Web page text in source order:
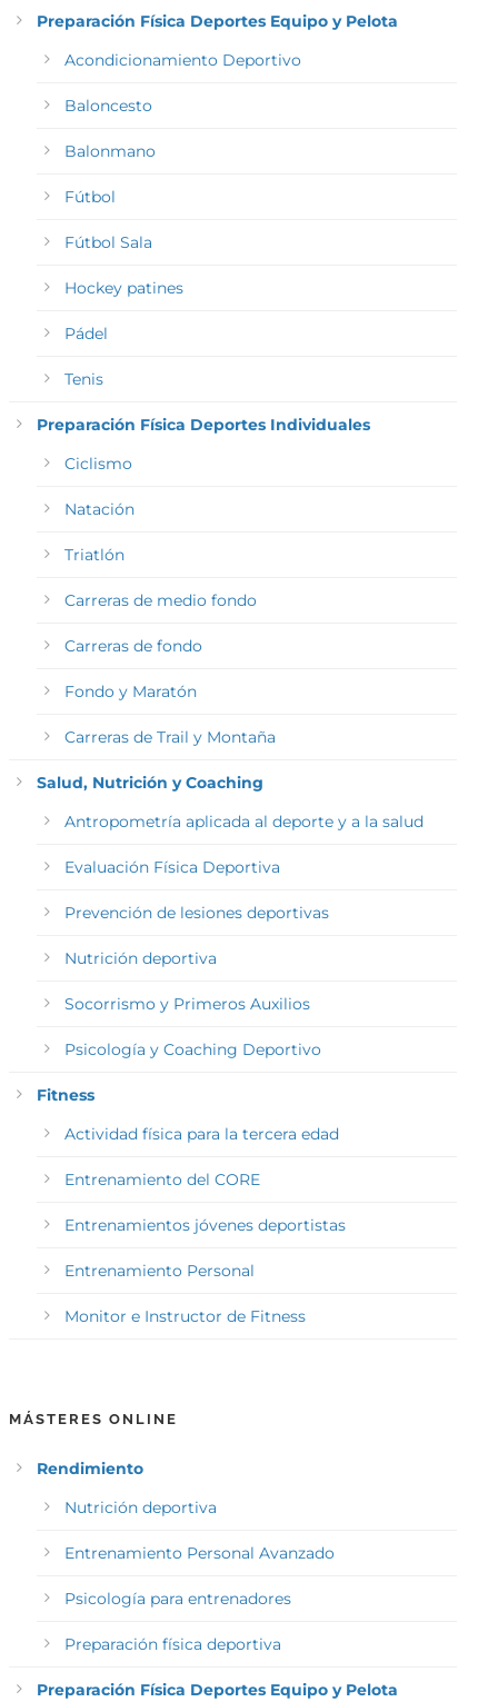
Preparación Física Deportes Equipo y Pelota
Acondicionamiento Deportivo
Baloncesto
Balonmano
Fútbol
Fútbol Sala
Hockey patines
Pádel
Tenis
Preparación Física Deportes Individuales
Ciclismo
Natación
Triatlón
Carreras de medio fondo
Carreras de fondo
Fondo y Maratón
Carreras de Trail y Montaña
Salud, Nutrición y Coaching
Antropometría aplicada al deporte y a la salud
Evaluación Física Deportiva
Prevención de lesiones deportivas
Nutrición deportiva
Socorrismo y Primeros Auxilios
Psicología y Coaching Deportivo
Fitness
Actividad física para la tercera edad
Entrenamiento del CORE
Entrenamientos jóvenes deportistas
Entrenamiento Personal
Monitor e Instructor de Fitness
MÁSTERES ONLINE
Rendimiento
Nutrición deportiva
Entrenamiento Personal Avanzado
Psicología para entrenadores
Preparación física deportiva
Preparación Física Deportes Equipo y Pelota